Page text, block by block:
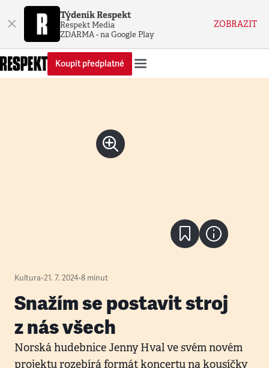
× Týdeník Respekt
Respekt Media
ZDARMA - na Google Play
ZOBRAZIT
Koupit předplatné
Kultura•21. 7. 2024•8 minut
Snažím se postavit stroj
z nás všech
Norská hudebnice Jenny Hval ve svém novém
projektu rozebírá formát koncertu na kousíčky